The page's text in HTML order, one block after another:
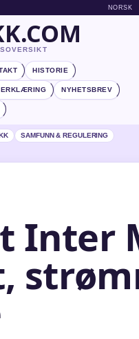
NORSK
HISTORIE
NYHETSBREV
SAMFUNN & REGULERING
Inter